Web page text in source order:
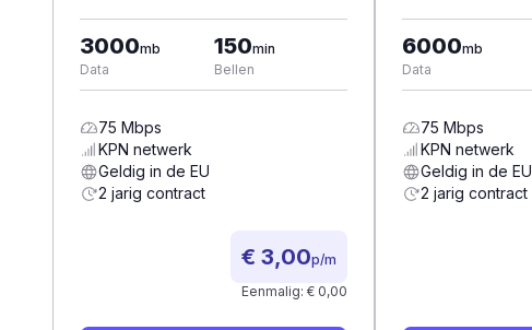
3000mb
Data
150min
Bellen
75 Mbps
KPN netwerk
Geldig in de EU
2 jarig contract
€ 3,00p/m
Eenmalig: € 0,00
6000mb
Data
75 Mbps
KPN netwerk
Geldig in de EU
2 jarig contract